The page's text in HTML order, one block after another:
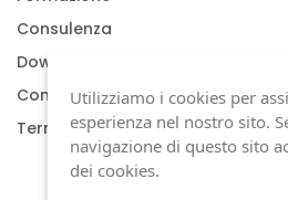
Consulenza
Download documenti
Condizioni generali
Termini di garanzia
Utilizziamo i cookies per
esperienza nel nostro sito.
navigazione di questo sito
dei cookies.